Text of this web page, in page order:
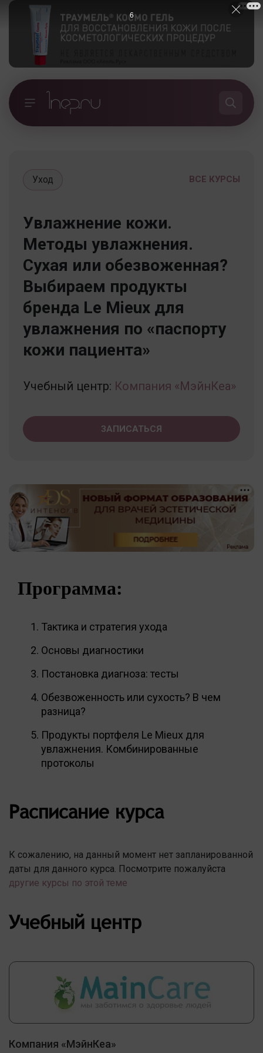
ВСЕ КУРСЫ
Уход
Увлажнение кожи.
Методы увлажнения.
Сухая или обезвоженная?
Выбираем продукты
бренда Le Mieux для
увлажнения по «паспорту
кожи пациента»
Учебный центр: Компания «МэйнКеа»
ЗАПИСАТЬСЯ
Программа:
Тактика и стратегия ухода
Основы диагностики
Постановка диагноза: тесты
Обезвоженность или сухость? В чем
разница?
Продукты портфеля Le Mieux для
увлажнения. Комбинированные
протоколы
Расписание курса
К сожалению, на данный момент нет запланированной
даты для данного курса. Посмотрите пожалуйста
другие курсы по этой теме
Учебный центр
Компания «МэйнКеа»
5